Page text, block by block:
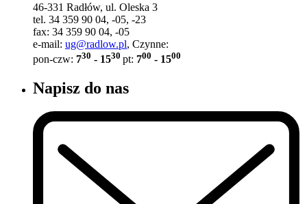
46-331 Radłów, ul. Oleska 3
tel. 34 359 90 04, -05, -23
fax: 34 359 90 04, -05
e-mail: ug@radlow.pl, Czynne:
pon-czw: 730 - 1530 pt: 700 - 1500
Napisz do nas